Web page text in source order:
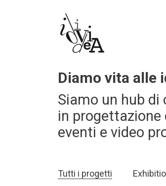
Diamo vita alle
Siamo un hub di
in
eventi e video
Tutti i progetti